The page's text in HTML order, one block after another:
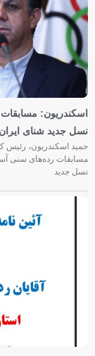
اسکندریون:
نسل جدید شنای ایران
حمید اسکندریون، رئیس
مسابقات رده‌های سنی
نسل جدید